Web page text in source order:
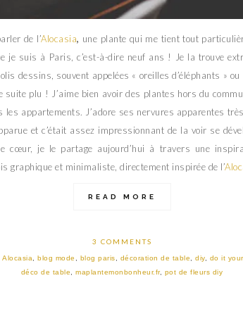
de l’Alocasia, une plante qui me tient tout
je suis à Paris, c’est-à-dire neuf ans ! Je la trouve
dessins, souvent appelées « oreilles d’éléphants »
suite plu ! J’aime bien avoir des plantes hors du
les appartements. J’adore ses nervures apparentes
et c’était assez impressionnant de la voir se
cœur, je le partage aujourd’hui à travers une
graphique et minimaliste, directement inspirée de l’
READ MORE
3 COMMENTS
Alocasia ,blog mode blog paris décoration de table ,diy, do it
déco de table
,maplantemonbonheur.fr, pot de fleurs diy